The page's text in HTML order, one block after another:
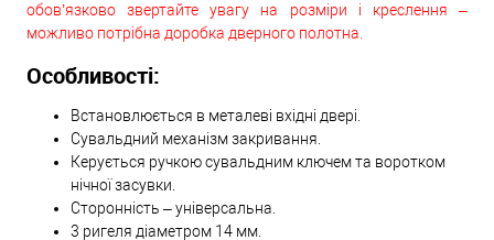
обов’язково звертайте увагу на розміри і креслення –
можливо потрібна доробка дверного полотна.
Особливості:
Встановлюється в металеві вхідні двері.
Сувальдний механізм закривання.
Керується ручкою сувальдним ключем та воротком
нічної засувки.
Сторонність – універсальна.
3 ригеля діаметром 14 мм.